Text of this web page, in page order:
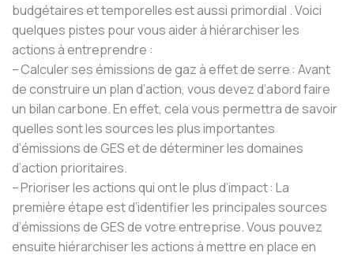
budgétaires et temporelles est aussi primordial . Voici
quelques pistes pour vous aider à hiérarchiser les
actions à entreprendre :
– Calculer ses émissions de gaz à effet de serre : Avant
de construire un plan d’action, vous devez d’abord faire
un bilan carbone. En effet, cela vous permettra de savoir
quelles sont les sources les plus importantes
d’émissions de GES et de déterminer les domaines
d’action prioritaires.
– Prioriser les actions qui ont le plus d’impact : La
première étape est d’identifier les principales sources
d’émissions de GES de votre entreprise. Vous pouvez
ensuite hiérarchiser les actions à mettre en place en